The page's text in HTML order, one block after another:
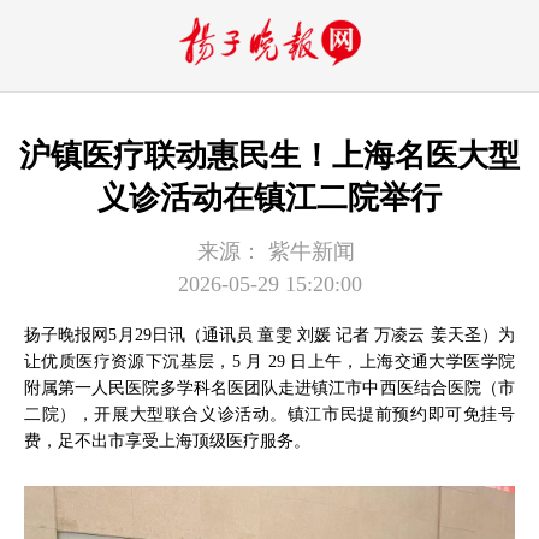
沪镇医疗联动惠民生！上海名医大型
义诊活动在镇江二院举行
来源：
紫牛新闻
2026-05-29 15:20:00
扬子晚报网5月29日讯（通讯员 童雯 刘媛 记者 万凌云 姜天圣）为
让优质医疗资源下沉基层，5 月 29 日上午，上海交通大学医学院
附属第一人民医院多学科名医团队走进镇江市中西医结合医院（市
二院），开展大型联合义诊活动。镇江市民提前预约即可免挂号
费，足不出市享受上海顶级医疗服务。